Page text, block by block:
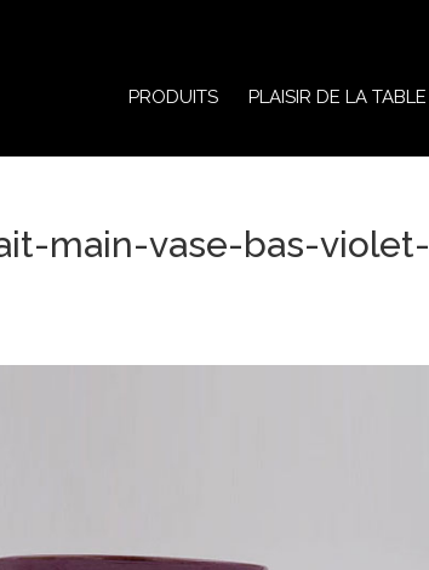
PRODUITS PLAISIR DE LA TABLE
main-vase-bas-violet-